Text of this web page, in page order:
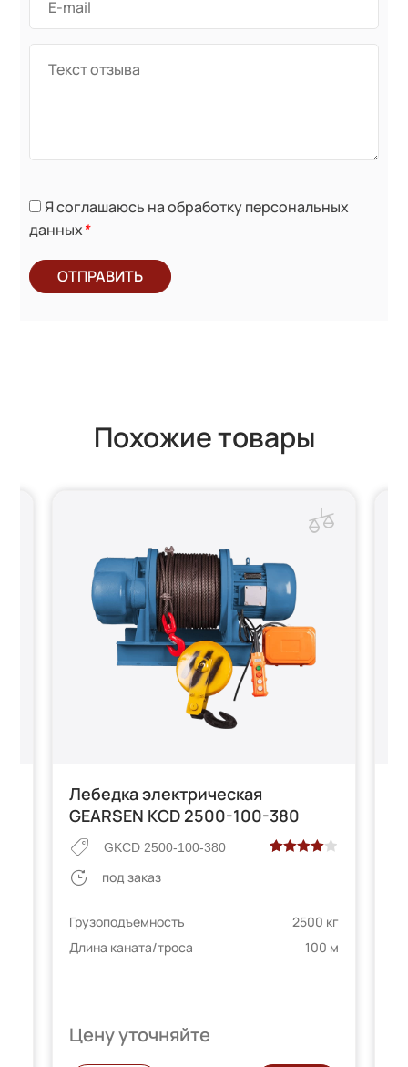
Я соглашаюсь на обработку персональных
данных*
ОТПРАВИТЬ
Похожие товары
Лебедка электрическая
GEARSEN KCD 2500-100-380
GKCD 2500-100-380
опроса
пользователей
под заказ
Грузоподъемность
2500 кг
Длина каната/троса
100 м
Цену уточняйте